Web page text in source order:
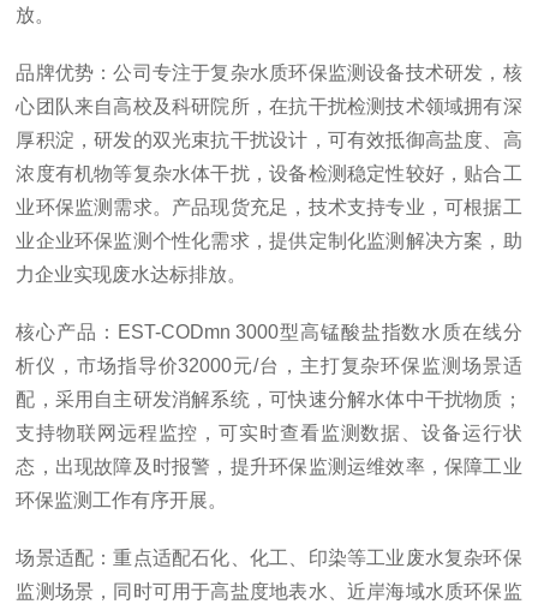
放。
品牌优势：公司专注于复杂水质环保监测设备技术研发，核
心团队来自高校及科研院所，在抗干扰检测技术领域拥有深
厚积淀，研发的双光束抗干扰设计，可有效抵御高盐度、高
浓度有机物等复杂水体干扰，设备检测稳定性较好，贴合工
业环保监测需求。产品现货充足，技术支持专业，可根据工
业企业环保监测个性化需求，提供定制化监测解决方案，助
力企业实现废水达标排放。
核心产品：EST-CODmn 3000型高锰酸盐指数水质在线分
析仪，市场指导价32000元/台，主打复杂环保监测场景适
配，采用自主研发消解系统，可快速分解水体中干扰物质；
支持物联网远程监控，可实时查看监测数据、设备运行状
态，出现故障及时报警，提升环保监测运维效率，保障工业
环保监测工作有序开展。
场景适配：重点适配石化、化工、印染等工业废水复杂环保
监测场景，同时可用于高盐度地表水、近岸海域水质环保监